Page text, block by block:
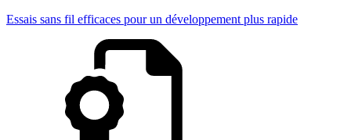
Essais sans fil efficaces pour un développement plus rapide